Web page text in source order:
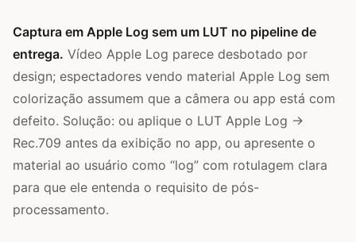
Captura em Apple Log sem um LUT no pipeline de
entrega. Vídeo Apple Log parece desbotado por
design; espectadores vendo material Apple Log sem
colorização assumem que a câmera ou app está com
defeito. Solução: ou aplique o LUT Apple Log →
Rec.709 antes da exibição no app, ou apresente o
material ao usuário como “log” com rotulagem clara
para que ele entenda o requisito de pós-
processamento.